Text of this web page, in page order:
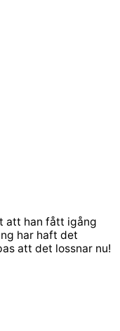
att han fått igång
har haft det
att det lossnar nu!